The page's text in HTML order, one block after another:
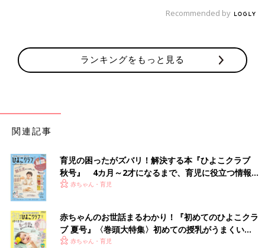
Recommended by
ランキングをもっと見る
関連記事
育児の困ったがズバリ！解決する本『ひよこクラブ
秋号』 4カ月～2才になるまで、育児に役立つ情報が
いっぱい！
赤ちゃん・育児
赤ちゃんのお世話まるわかり！『初めてのひよこクラ
ブ 夏号』〈巻頭大特集〉初めての授乳がうまくい
く！ おっぱい・ミルクの基本と夏のトラブル 解決テ
赤ちゃん・育児